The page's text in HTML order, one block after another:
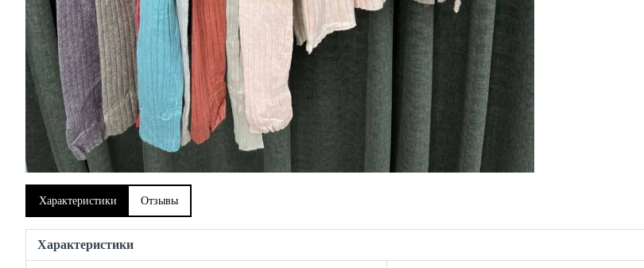
Характеристики Отзывы
Характеристики